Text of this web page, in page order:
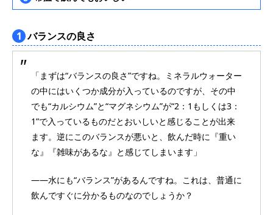
1 バランスの良さ
「まずは“バランスの良さ”ですね。ミネラルウォーター
の中にはいくつか成分が入っているのですが、その中
でも“カルシウム”と“マグネシウム”が“2：1もしくは3：
1”で入っているものだとおいしいと感じることが出来
ます。逆にこのバランスが悪いと、飲んだ時に『重い
な』『雑味があるな』と感じてしまいます」
――水にも“バランス”があるんですね。これは、普通に
飲んですぐに分かるものなのでしょうか？